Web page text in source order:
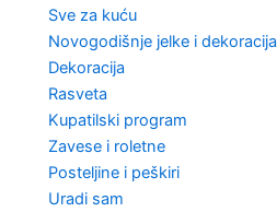
Sve za kuću
Novogodišnje jelke i dekoracija
Dekoracija
Rasveta
Kupatilski program
Zavese i roletne
Posteljine i peškiri
Uradi sam